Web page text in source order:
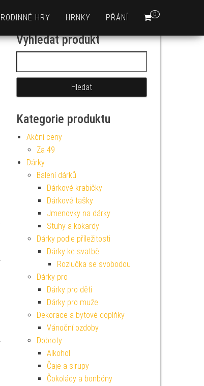
0
RODINNÉ HRY HRNKY PŘÁNÍ
Vyhledat produkt
Kategorie produktu
Akční ceny
Za 49
Dárky
Balení dárků
Dárkové krabičky
Dárkové tašky
Jmenovky na dárky
Stuhy a kokardy
Dárky podle příležitosti
Dárky ke svatbě
Rozlučka se svobodou
Dárky pro
Dárky pro děti
Dárky pro muže
Dekorace a bytové doplňky
Vánoční ozdoby
Dobroty
Alkohol
Čaje a sirupy
Čokolády a bonbóny